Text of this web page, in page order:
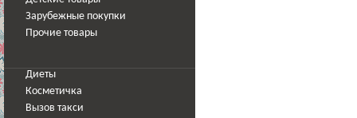
Зарубежные покупки
Прочие товары
Диеты
Косметичка
Вызов такси